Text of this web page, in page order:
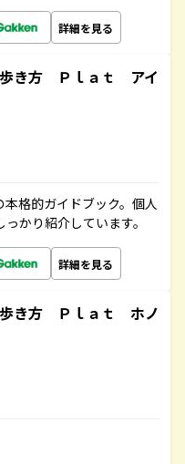
詳細を見る
き方 Ｐｌａｔ アイ
格的ガイドブック。個人
かり紹介しています。
詳細を見る
き方 Ｐｌａｔ ホノ